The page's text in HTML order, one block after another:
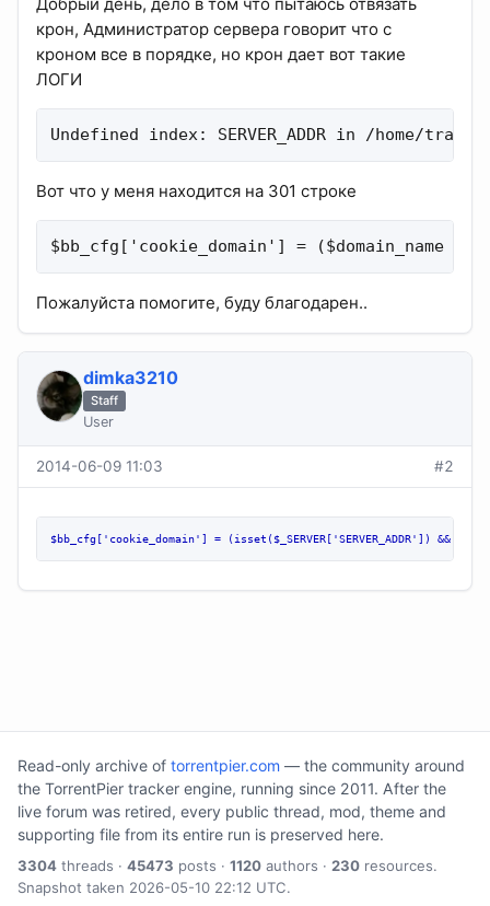
Добрый день, дело в том что пытаюсь отвязать
крон, Администратор сервера говорит что с
кроном все в порядке, но крон дает вот такие
ЛОГИ
Undefined index: SERVER_ADDR in /home/
Вот что у меня находится на 301 строке
$bb_cfg['cookie_domain'] = ($domain_name !=
Пожалуйста помогите, буду благодарен..
dimka3210
Staff
User
2014-06-09 11:03 #2
$bb_cfg['cookie_domain'] = (isset($_SERVER['SERVER_ADDR']) &&
Read-only archive of torrentpier.com — the community around
the TorrentPier tracker engine, running since 2011. After the
live forum was retired, every public thread, mod, theme and
supporting file from its entire run is preserved here.
3304 threads · 45473 posts · 1120 authors · 230 resources.
Snapshot taken 2026-05-10 22:12 UTC.